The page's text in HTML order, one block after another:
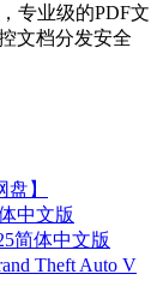
专业级的PDF文
文档分发安全
】
中文版
简体中文版
Theft Auto V